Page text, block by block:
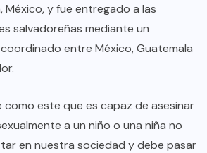
México, y fue entregado a las
salvadoreñas mediante un
entre México, Guatemala
como este que es capaz de asesinar
a un niño o una niña no
en nuestra sociedad y debe pasar